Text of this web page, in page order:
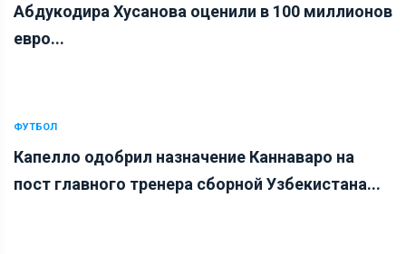
Абдукодира Хусанова оценили в 100 миллионов
евро...
ФУТБОЛ
Капелло одобрил назначение Каннаваро на
пост главного тренера сборной Узбекистана...